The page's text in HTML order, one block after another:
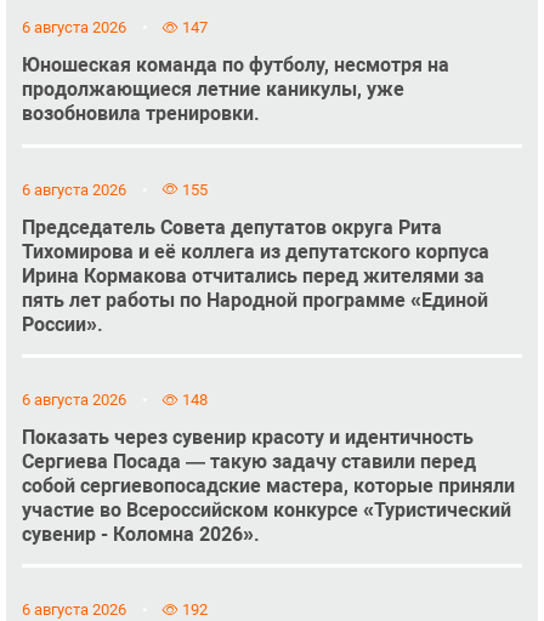
6 августа 2026 147
Юношеская команда по футболу, несмотря на
продолжающиеся летние каникулы, уже
возобновила тренировки.
6 августа 2026 155
Председатель Совета депутатов округа Рита
Тихомирова и её коллега из депутатского корпуса
Ирина Кормакова отчитались перед жителями за
пять лет работы по Народной программе «Единой
России».
6 августа 2026 148
Показать через сувенир красоту и идентичность
Сергиева Посада — такую задачу ставили перед
собой сергиевопосадские мастера, которые приняли
участие во Всероссийском конкурсе «Туристический
сувенир - Коломна 2026».
6 августа 2026 192